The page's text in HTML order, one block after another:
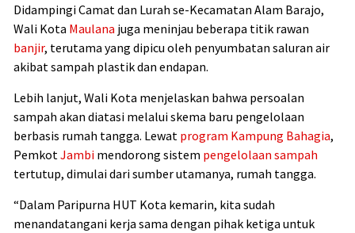
Didampingi Camat dan Lurah se-Kecamatan Alam Barajo,
Wali Kota Maulana juga meninjau beberapa titik rawan
banjir, terutama yang dipicu oleh penyumbatan saluran air
akibat sampah plastik dan endapan.
Lebih lanjut, Wali Kota menjelaskan bahwa persoalan
sampah akan diatasi melalui skema baru pengelolaan
berbasis rumah tangga. Lewat program Kampung Bahagia,
Pemkot Jambi mendorong sistem pengelolaan sampah
tertutup, dimulai dari sumber utamanya, rumah tangga.
“Dalam Paripurna HUT Kota kemarin, kita sudah
menandatangani kerja sama dengan pihak ketiga untuk